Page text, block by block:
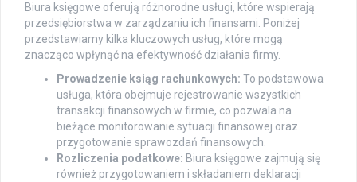
Biura księgowe oferują różnorodne usługi, które wspierają
przedsiębiorstwa w zarządzaniu ich finansami. Poniżej
przedstawiamy kilka kluczowych usług, które mogą
znacząco wpłynąć na efektywność działania firmy.
Prowadzenie ksiąg rachunkowych: To podstawowa
usługa, która obejmuje rejestrowanie wszystkich
transakcji finansowych w firmie, co pozwala na
bieżące monitorowanie sytuacji finansowej oraz
przygotowanie sprawozdań finansowych.
Rozliczenia podatkowe: Biura księgowe zajmują się
również przygotowaniem i składaniem deklaracji